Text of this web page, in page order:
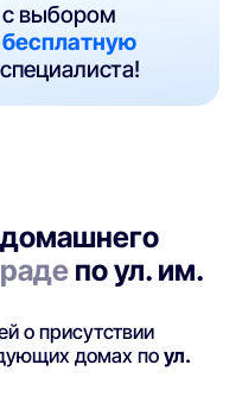
с выбором
по ул. им.
о присутствии
домах поул.